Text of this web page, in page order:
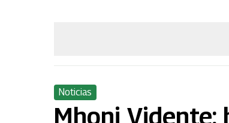
Noticias
Mhoni Vidente: